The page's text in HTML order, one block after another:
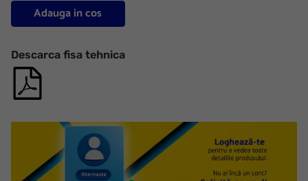
Adauga in cos
Descarca fisa tehnica